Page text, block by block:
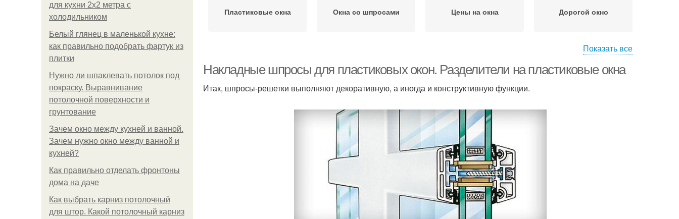
для кухни 2х2 метра с
холодильником
Белый глянец в маленькой кухне:
как правильно подобрать фартук из
плитки
Нужно ли шпаклевать потолок под
покраску. Выравнивание
потолочной поверхности и
грунтование
Зачем окно между кухней и ванной.
Зачем нужно окно между ванной и
кухней?
Как правильно отделать фронтоны
дома на даче
Как выбрать карниз потолочный
для штор. Какой потолочный карниз
Пластиковые окна Окна со шпросами Цены на окна Дорогой окно
Показать все
Накладные шпросы для пластиковых окон. Разделители на пластиковые окна
Итак, шпросы-решетки выполняют декоративную, а иногда и конструктивную функции.